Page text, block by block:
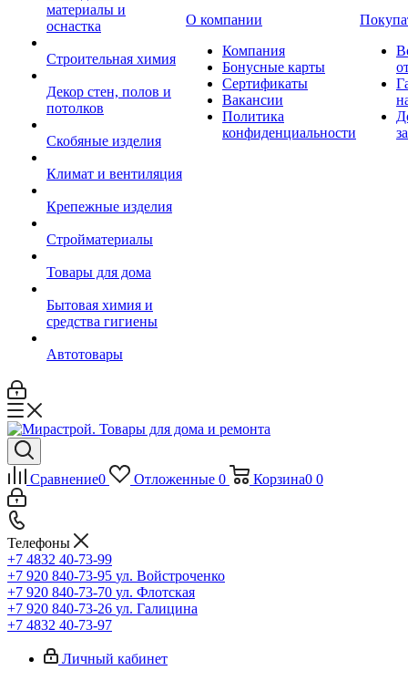
материалы и
оснастка
Строительная химия
Декор стен, полов и
потолков
Скобяные изделия
Климат и вентиляция
Крепежные изделия
Стройматериалы
Товары для дома
Бытовая химия и
средства гигиены
Автотовары
О компании
Компания
Бонусные карты
Сертификаты
Вакансии
Политика
конфиденциальности
Сравнение0 Отложенные 0 Корзина0 0
Телефоны
+7 4832 40-73-99
+7 920 840-73-95 ул. Войстроченко
+7 920 840-73-70 ул. Флотская
+7 920 840-73-26 ул. Галицина
+7 4832 40-73-97
Личный кабинет